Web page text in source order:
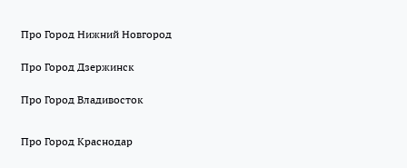
Про Город Нижний Новгород
Про Город Дзержинск
Про Город Владивосток
Про Город Краснодар